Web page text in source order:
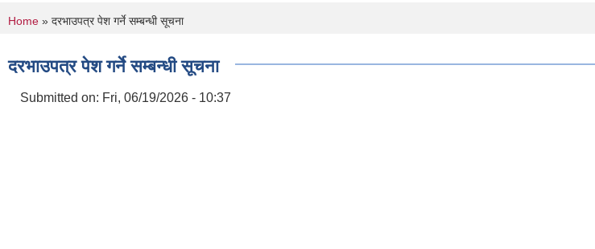
You are here
Home » दरभाउपत्र पेश गर्ने सम्बन्धी सूचना
दरभाउपत्र पेश गर्ने सम्बन्धी सूचना
Submitted on: Fri, 06/19/2026 - 10:37